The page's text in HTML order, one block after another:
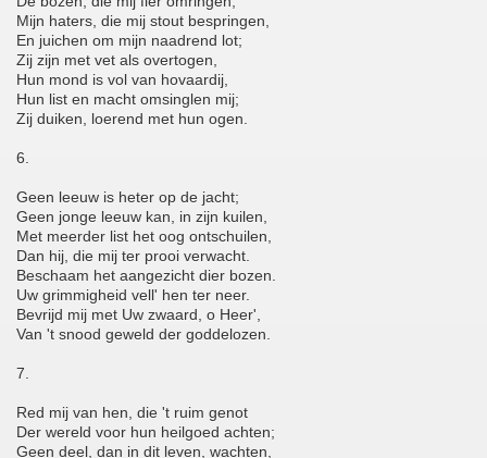
Mijn haters, die mij stout bespringen,
En juichen om mijn naadrend lot;
Zij zijn met vet als overtogen,
Hun mond is vol van hovaardij,
Hun list en macht omsinglen mij;
Zij duiken, loerend met hun ogen.
6.
Geen leeuw is heter op de jacht;
Geen jonge leeuw kan, in zijn kuilen,
Met meerder list het oog ontschuilen,
Dan hij, die mij ter prooi verwacht.
Beschaam het aangezicht dier bozen.
Uw grimmigheid vell' hen ter neer.
Bevrijd mij met Uw zwaard, o Heer',
Van 't snood geweld der goddelozen.
7.
Red mij van hen, die 't ruim genot
Der wereld voor hun heilgoed achten;
Geen deel, dan in dit leven, wachten,